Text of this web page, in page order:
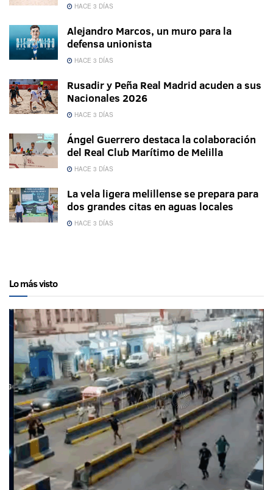
HACE 3 DÍAS
Alejandro Marcos, un muro para la
defensa unionista
HACE 3 DÍAS
Rusadir y Peña Real Madrid acuden a sus
Nacionales 2026
HACE 3 DÍAS
Ángel Guerrero destaca la colaboración
del Real Club Marítimo de Melilla
HACE 3 DÍAS
La vela ligera melillense se prepara para
dos grandes citas en aguas locales
HACE 3 DÍAS
Lo más visto